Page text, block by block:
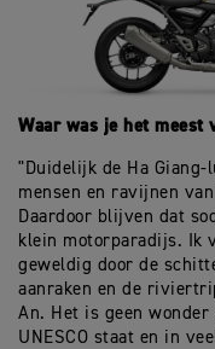
Waar was je het meest
"Duidelijk de Ha
mensen en ravijnen
Daardoor blijven dat
klein motorparadijs. Ik
geweldig door de
aanraken en de
An. Het is geen
UNESCO staat en in